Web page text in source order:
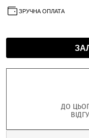
ЗРУЧНА ОПЛАТА
ДО